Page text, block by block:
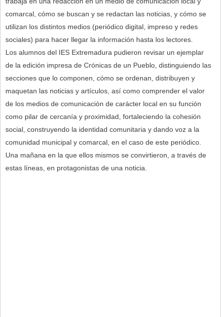
comarcal, cómo se buscan y se redactan las noticias, y cómo se
utilizan los distintos medios (periódico digital, impreso y redes
sociales) para hacer llegar la información hasta los lectores.
Los alumnos del IES Extremadura pudieron revisar un ejemplar
de la edición impresa de Crónicas de un Pueblo, distinguiendo las
secciones que lo componen, cómo se ordenan, distribuyen y
maquetan las noticias y artículos, así como comprender el valor
de los medios de comunicación de carácter local en su función
como pilar de cercanía y proximidad, fortaleciendo la cohesión
social, construyendo la identidad comunitaria y dando voz a la
comunidad municipal y comarcal, en el caso de este periódico.
Una mañana en la que ellos mismos se convirtieron, a través de
estas líneas, en protagonistas de una noticia.